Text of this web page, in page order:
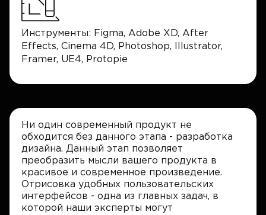
Инструменты: Figma, Adobe XD, After
Effects, Cinema 4D, Photoshop, Illustrator,
Framer, UE4, Protopie
Ни один современный продукт не
обходится без данного этапа - разработка
дизайна. Данный этап позволяет
преобразить мысли вашего продукта в
красивое и современное произведение.
Отрисовка удобных пользовательских
интерфейсов - одна из главных задач, в
которой наши эксперты могут